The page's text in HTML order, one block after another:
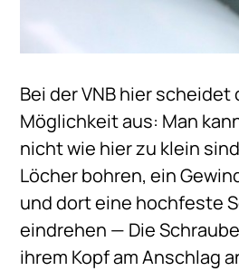
Bei der VNB hier scheidet
Möglichkeit aus: Man
nicht wie hier zu klein
Löcher bohren, ein
und dort eine hochfeste
eindrehen — Die
ihrem Kopf am Anschlag